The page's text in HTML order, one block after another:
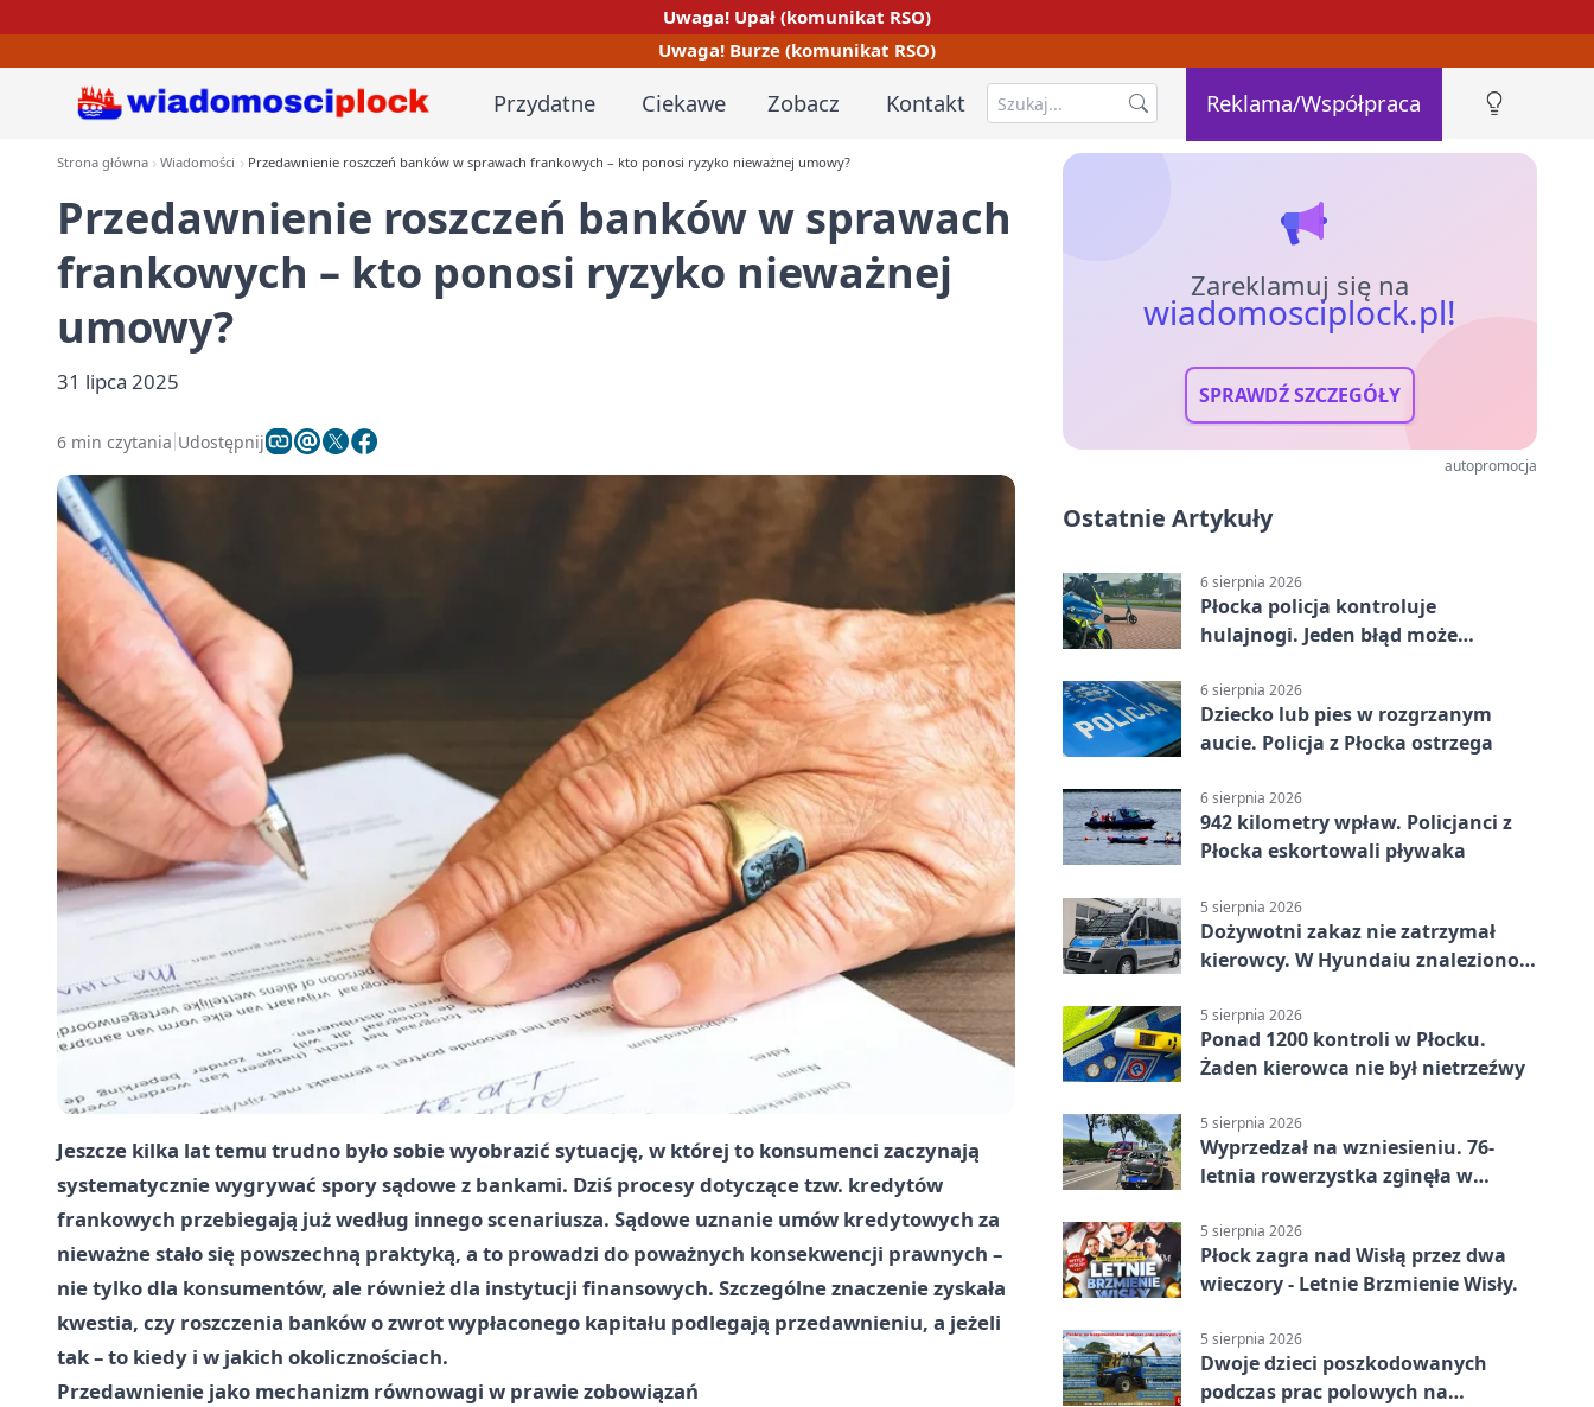
Uwaga! Upał (komunikat RSO)
Uwaga! Burze (komunikat RSO)
Przydatne Ciekawe Zobacz Kontakt Reklama/Współpraca
Strona główna Wiadomości Przedawnienie roszczeń banków w sprawach frankowych – kto ponosi ryzyko nieważnej umowy?
Przedawnienie roszczeń banków w sprawach
frankowych – kto ponosi ryzyko nieważnej
umowy?
31 lipca 2025
6 min czytania Udostępnij
Jeszcze kilka lat temu trudno było sobie wyobrazić sytuację, w której to konsumenci zaczynają
systematycznie wygrywać spory sądowe z bankami. Dziś procesy dotyczące tzw. kredytów
frankowych przebiegają już według innego scenariusza. Sądowe uznanie umów kredytowych za
nieważne stało się powszechną praktyką, a to prowadzi do poważnych konsekwencji prawnych –
nie tylko dla konsumentów, ale również dla instytucji finansowych. Szczególne znaczenie zyskała
kwestia, czy roszczenia banków o zwrot wypłaconego kapitału podlegają przedawnieniu, a jeżeli
tak – to kiedy i w jakich okolicznościach.
Przedawnienie jako mechanizm równowagi w prawie zobowiązań
Zareklamuj się na
wiadomosciplock.pl!
SPRAWDŹ SZCZEGÓŁY
autopromocja
Ostatnie Artykuły
6 sierpnia 2026
Płocka policja kontroluje
hulajnogi. Jeden błąd może
6 sierpnia 2026
Dziecko lub pies w rozgrzanym
aucie. Policja z Płocka ostrzega
6 sierpnia 2026
942 kilometry wpław. Policjanci z
Płocka eskortowali pływaka
5 sierpnia 2026
Dożywotni zakaz nie zatrzymał
kierowcy. W Hyundaiu znaleziono
5 sierpnia 2026
Ponad 1200 kontroli w Płocku.
Żaden kierowca nie był nietrzeźwy
5 sierpnia 2026
Wyprzedzał na wzniesieniu. 76-
letnia rowerzystka zginęła w
5 sierpnia 2026
Płock zagra nad Wisłą przez dwa
wieczory - Letnie Brzmienie Wisły.
5 sierpnia 2026
Dwoje dzieci poszkodowanych
podczas prac polowych na